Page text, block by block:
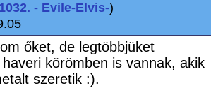
1032. - Evile-Elvis-)
őket, de legtöbbjüket
körömben is vannak, akik
szeretik :).